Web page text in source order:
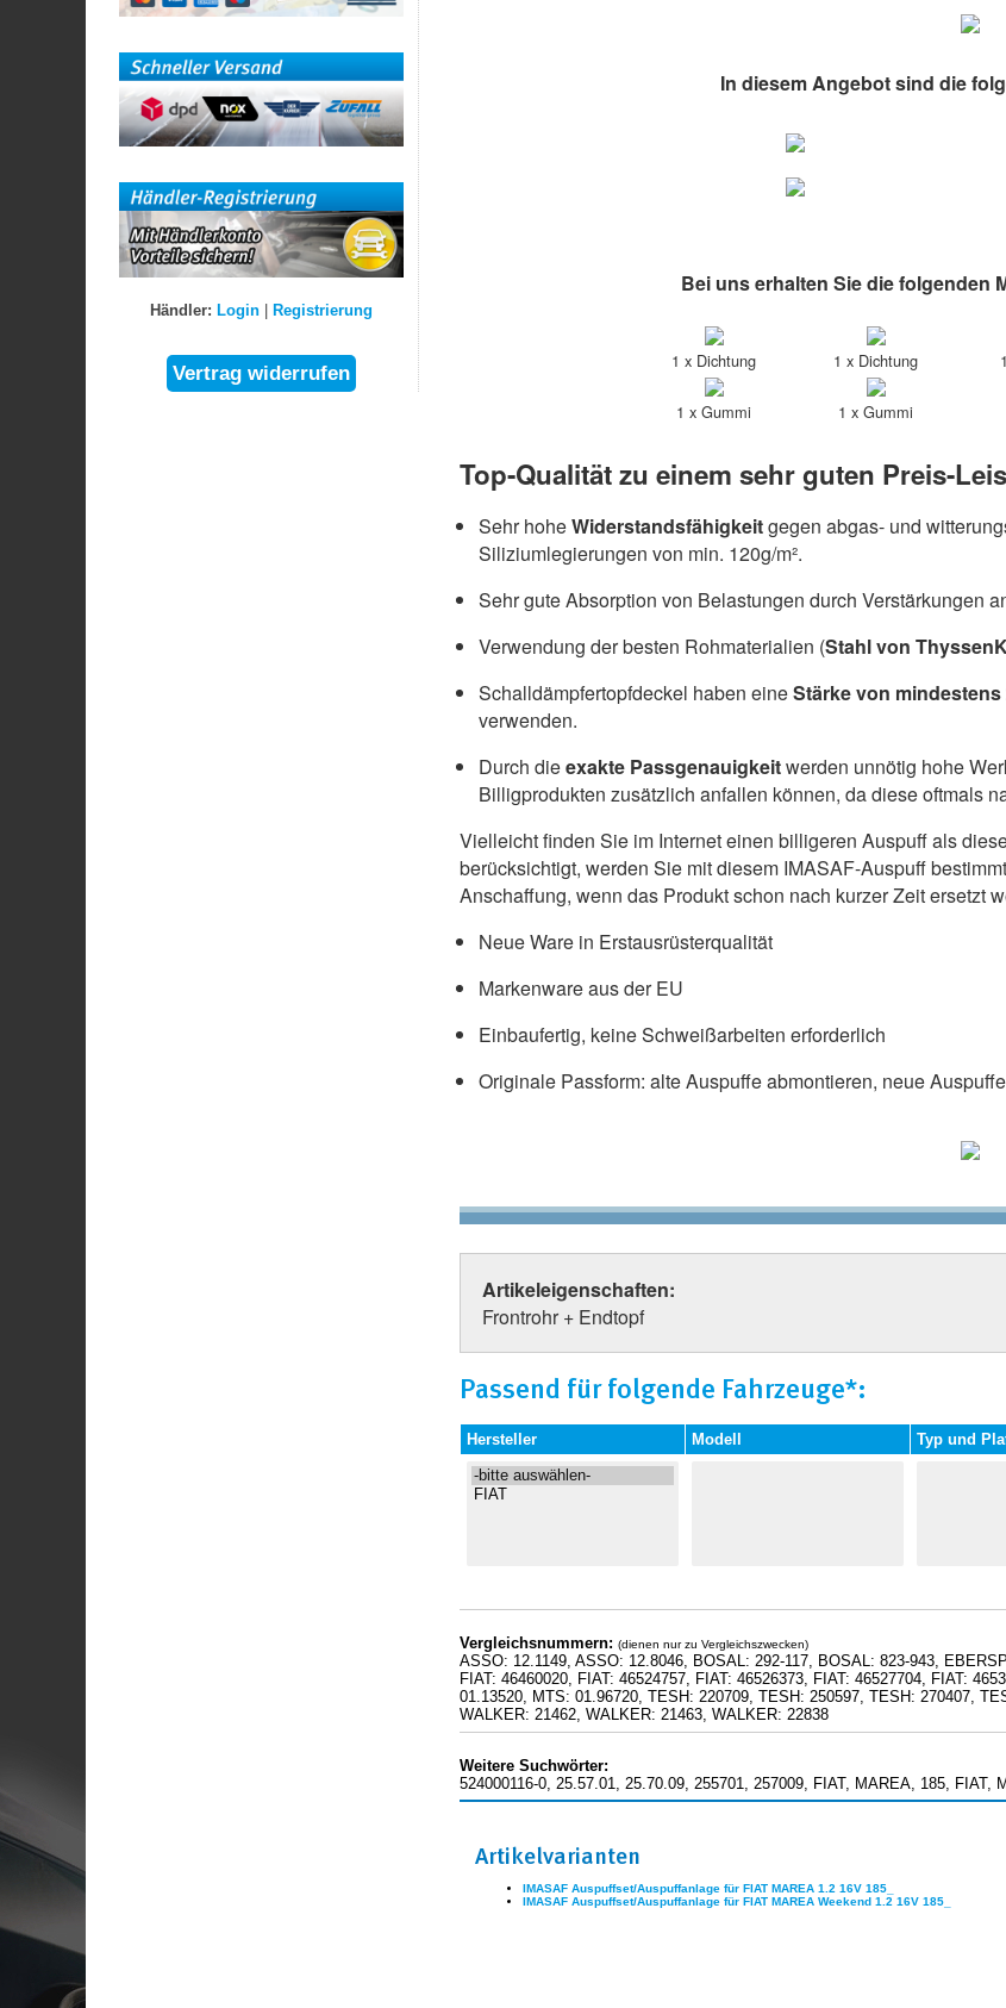
In diesem Angebot sind die
Bei uns erhalten Sie die folgenden
1 x Dichtung 1 x Dichtung
1 x Gummi 1 x Gummi
Top-Qualität zu einem sehr guten Preis-
Sehr hoheWiderstandsfähigkeitgegen abgas- und
Siliziumlegierungen von min. 120g/m².
Sehr gute Absorption von Belastungen durch Verstärkungen
Verwendung der besten Rohmaterialien (Stahl von
Schalldämpfertopfdeckel haben eineStärke von mindestens
verwenden.
Durch dieexakte Passgenauigkeitwerden unnötig hohe
Billigprodukten zusätzlich anfallen können, da diese oftmals
Vielleicht finden Sie im Internet einen billigeren Auspuff als
berücksichtigt, werden Sie mit diesem IMASAF-Auspuff
Anschaffung, wenn das Produkt schon nach kurzer Zeit ersetzt
Neue Ware in Erstausrüsterqualität
Markenware aus der EU
Einbaufertig, keine Schweißarbeiten erforderlich
Originale Passform: alte Auspuffe abmontieren, neue
Artikeleigenschaften:
Frontrohr + Endtopf
Passend für folgende Fahrzeuge*:
Hersteller Modell Typ und
Vergleichsnummern: (dienen nur zu Vergleichszwecken)
ASSO: 12.1149, ASSO: 12.8046, BOSAL: 292-117, BOSAL: 823-943,
FIAT: 46460020, FIAT: 46524757, FIAT: 46526373, FIAT: 46527704, FIAT:
01.13520, MTS: 01.96720, TESH: 220709, TESH: 250597, TESH: 270407,
WALKER: 21462, WALKER: 21463, WALKER: 22838
Weitere Suchwörter:
524000116-0, 25.57.01, 25.70.09, 255701, 257009, FIAT, MAREA, 185, FIAT,
Artikelvarianten
IMASAF Auspuffset/Auspuffanlage für FIAT MAREA 1.2 16V 185_
IMASAF Auspuffset/Auspuffanlage für FIAT MAREA Weekend 1.2 16V 185_
Händler: Login| Registrierung